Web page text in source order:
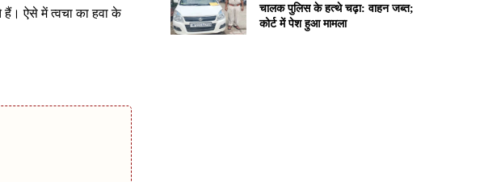
हैं। ऐसे में त्वचा का हवा के
चालक पुलिस के हत्थे चढ़ा: वाहन जब्त;
कोर्ट में पेश हुआ मामला